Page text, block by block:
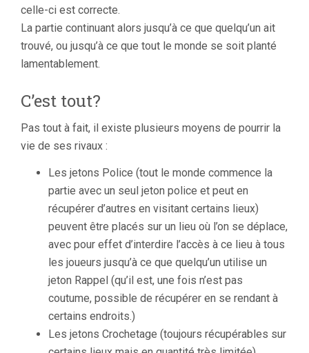
celle-ci est correcte.
La partie continuant alors jusqu’à ce que quelqu’un ait
trouvé, ou jusqu’à ce que tout le monde se soit planté
lamentablement.
C’est tout?
Pas tout à fait, il existe plusieurs moyens de pourrir la
vie de ses rivaux :
Les jetons Police (tout le monde commence la
partie avec un seul jeton police et peut en
récupérer d’autres en visitant certains lieux)
peuvent être placés sur un lieu où l’on se déplace,
avec pour effet d’interdire l’accès à ce lieu à tous
les joueurs jusqu’à ce que quelqu’un utilise un
jeton Rappel (qu’il est, une fois n’est pas
coutume, possible de récupérer en se rendant à
certains endroits.)
Les jetons Crochetage (toujours récupérables sur